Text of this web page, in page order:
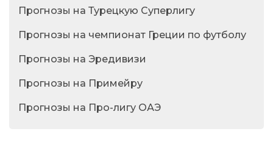
Прогнозы на Турецкую Суперлигу
Прогнозы на чемпионат Греции по футболу
Прогнозы на Эредивизи
Прогнозы на Примейру
Прогнозы на Про-лигу ОАЭ